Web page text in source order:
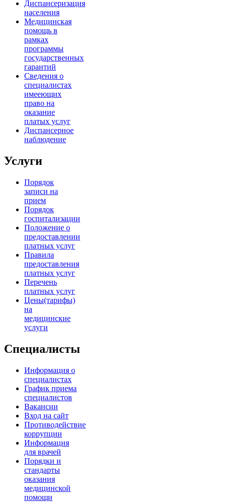
Диспансеризация
населения
Медицинская
помощь в
рамках
программы
государственных
гарантий
Сведения о
специалистах
имееющих
право на
оказание
платых услуг
Диспансерное
наблюдение
Услуги
Порядок
записи на
прием
Порядок
госпитализации
Положение о
предоставлении
платных услуг
Правила
предоставления
платных услуг
Перечень
платных услуг
Цены(тарифы)
на
медицинские
услуги
Специалисты
Информация о
специалистах
График приема
специалистов
Вакансии
Вход на сайт
Противодействие
коррупции
Информация
для врачей
Порядки и
стандарты
оказания
медицинской
помощи